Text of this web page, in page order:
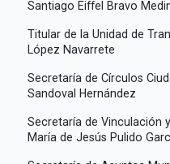
Santiago Eiffel Bravo
Titular de la Unidad de
López Navarrete
Secretaría de Círculos
Sandoval Hernández
Secretaría de Vinculación
María de Jesús Pulido